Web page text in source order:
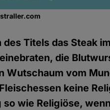
des Titels das Steak
die
Wutschaum vom
keine
wie Religiöse,